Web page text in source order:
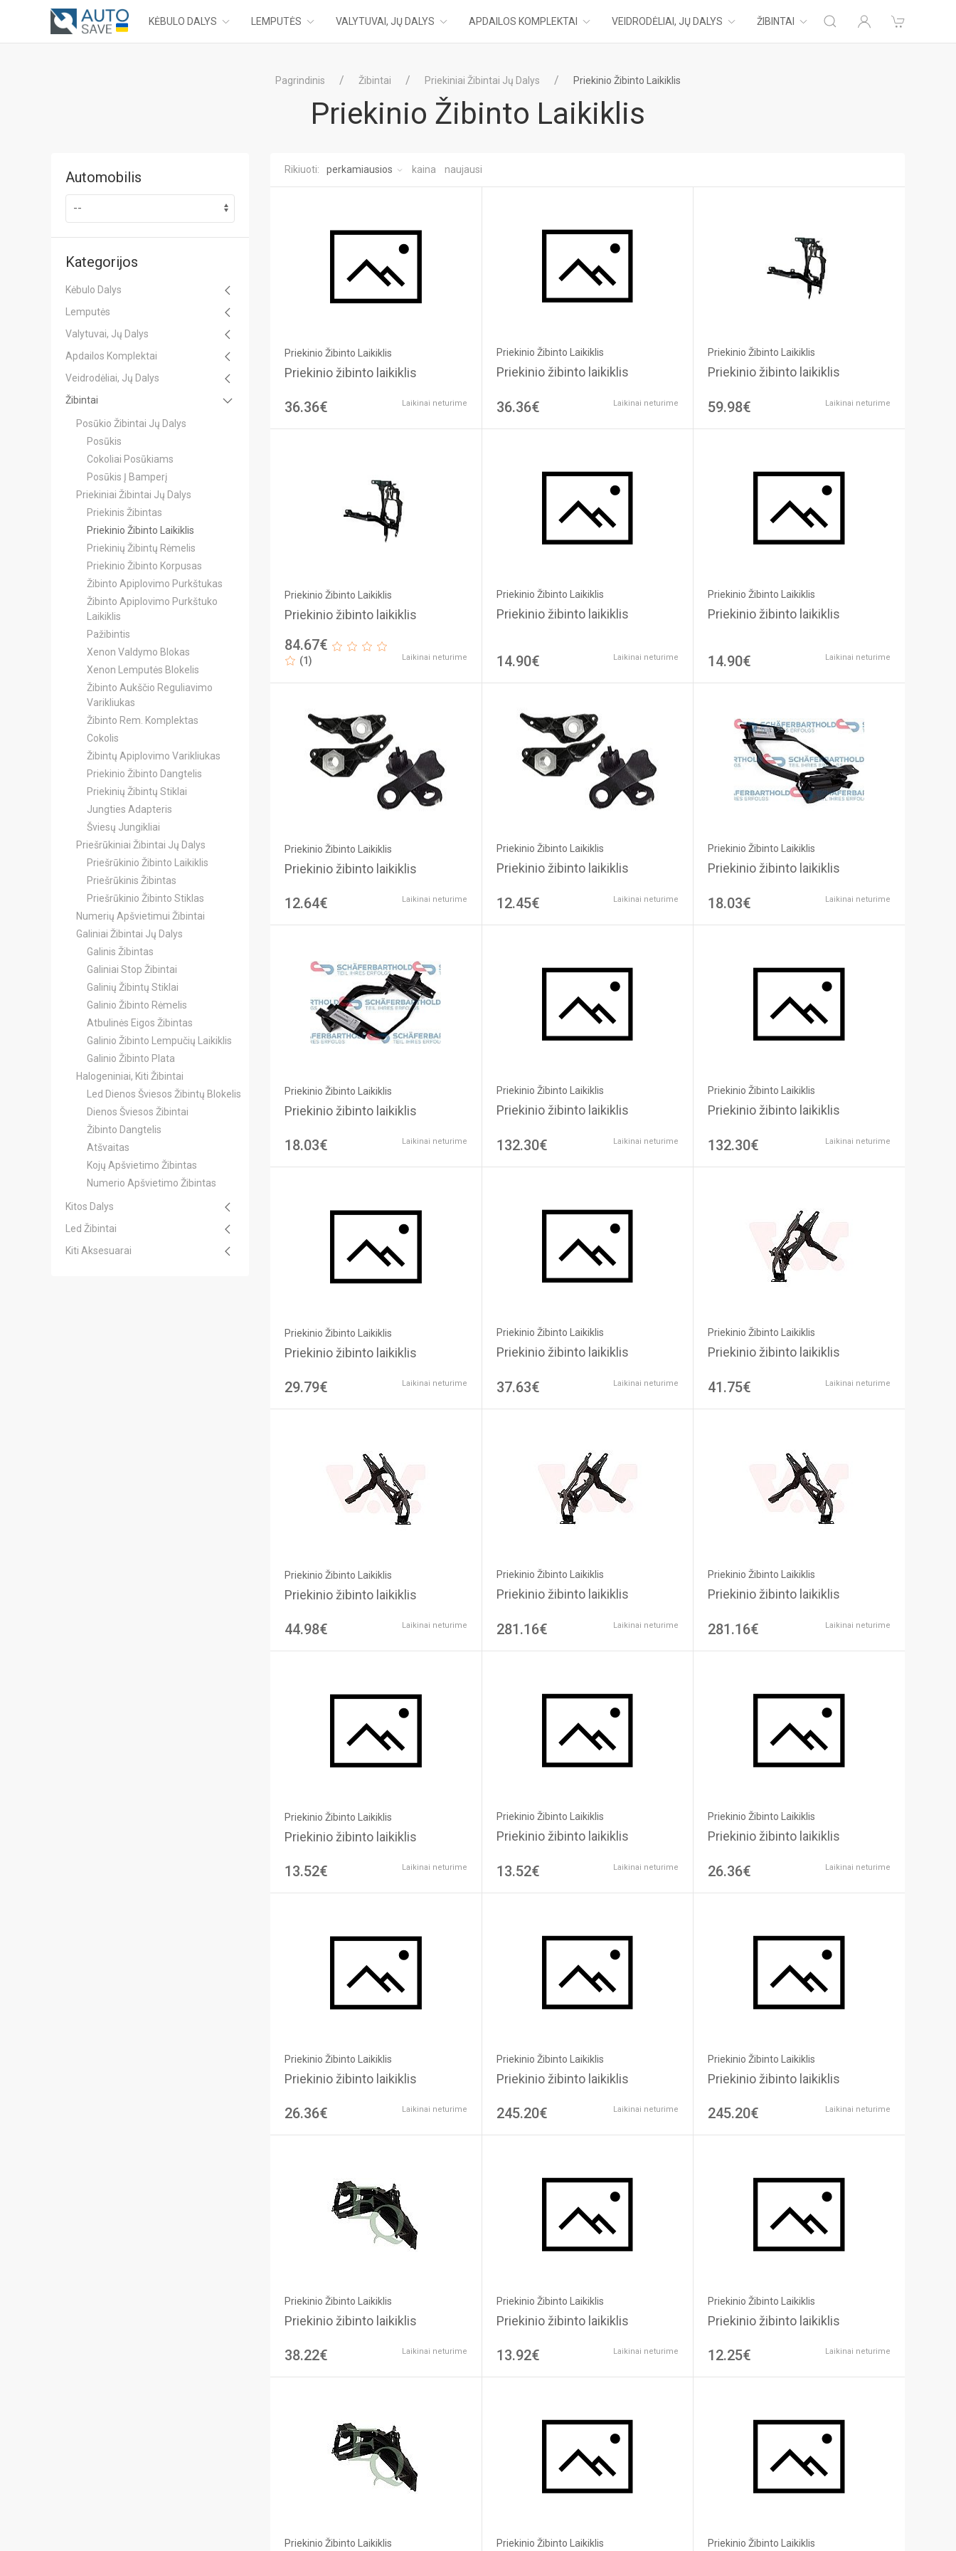
KĖBULO DALYS LEMPUTĖS VALYTUVAI, JŲ DALYS APDAILOS KOMPLEKTAI VEIDRODĖLIAI, JŲ DALYS ŽIBINTAI
Pagrindinis Žibintai Priekiniai Žibintai Jų Dalys Priekinio Žibinto Laikiklis
Priekinio Žibinto Laikiklis
Automobilis
Kategorijos
Kėbulo Dalys
Lemputės
Valytuvai, Jų Dalys
Apdailos Komplektai
Veidrodėliai, Jų Dalys
Žibintai
Posūkio Žibintai Jų Dalys
Posūkis
Cokoliai Posūkiams
Posūkis Į Bamperį
Priekiniai Žibintai Jų Dalys
Priekinis Žibintas
Priekinio Žibinto Laikiklis
Priekinių Žibintų Rėmelis
Priekinio Žibinto Korpusas
Žibinto Apiplovimo Purkštukas
Žibinto Apiplovimo Purkštuko
Laikiklis
Pažibintis
Xenon Valdymo Blokas
Xenon Lemputės Blokelis
Žibinto Aukščio Reguliavimo
Varikliukas
Žibinto Rem. Komplektas
Cokolis
Žibintų Apiplovimo Varikliukas
Priekinio Žibinto Dangtelis
Priekinių Žibintų Stiklai
Jungties Adapteris
Šviesų Jungikliai
Priešrūkiniai Žibintai Jų Dalys
Priešrūkinio Žibinto Laikiklis
Priešrūkinis Žibintas
Priešrūkinio Žibinto Stiklas
Numerių Apšvietimui Žibintai
Galiniai Žibintai Jų Dalys
Galinis Žibintas
Galiniai Stop Žibintai
Galinių Žibintų Stiklai
Galinio Žibinto Rėmelis
Atbulinės Eigos Žibintas
Galinio Žibinto Lempučių Laikiklis
Galinio Žibinto Plata
Halogeniniai, Kiti Žibintai
Led Dienos Šviesos Žibintų Blokelis
Dienos Šviesos Žibintai
Žibinto Dangtelis
Atšvaitas
Kojų Apšvietimo Žibintas
Numerio Apšvietimo Žibintas
Kitos Dalys
Led Žibintai
Kiti Aksesuarai
Rikiuoti: perkamiausios kaina naujausi
Priekinio Žibinto Laikiklis
Priekinio žibinto laikiklis
36.36€ Laikinai neturime
Priekinio Žibinto Laikiklis
Priekinio žibinto laikiklis
36.36€ Laikinai neturime
Priekinio Žibinto Laikiklis
Priekinio žibinto laikiklis
59.98€ Laikinai neturime
Priekinio Žibinto Laikiklis
Priekinio žibinto laikiklis
84.67€
(1) Laikinai neturime
Priekinio Žibinto Laikiklis
Priekinio žibinto laikiklis
14.90€ Laikinai neturime
Priekinio Žibinto Laikiklis
Priekinio žibinto laikiklis
14.90€ Laikinai neturime
Priekinio Žibinto Laikiklis
Priekinio žibinto laikiklis
12.64€ Laikinai neturime
Priekinio Žibinto Laikiklis
Priekinio žibinto laikiklis
12.45€ Laikinai neturime
Priekinio Žibinto Laikiklis
Priekinio žibinto laikiklis
18.03€ Laikinai neturime
Priekinio Žibinto Laikiklis
Priekinio žibinto laikiklis
18.03€ Laikinai neturime
Priekinio Žibinto Laikiklis
Priekinio žibinto laikiklis
132.30€ Laikinai neturime
Priekinio Žibinto Laikiklis
Priekinio žibinto laikiklis
132.30€ Laikinai neturime
Priekinio Žibinto Laikiklis
Priekinio žibinto laikiklis
29.79€ Laikinai neturime
Priekinio Žibinto Laikiklis
Priekinio žibinto laikiklis
37.63€ Laikinai neturime
Priekinio Žibinto Laikiklis
Priekinio žibinto laikiklis
41.75€ Laikinai neturime
Priekinio Žibinto Laikiklis
Priekinio žibinto laikiklis
44.98€ Laikinai neturime
Priekinio Žibinto Laikiklis
Priekinio žibinto laikiklis
281.16€ Laikinai neturime
Priekinio Žibinto Laikiklis
Priekinio žibinto laikiklis
281.16€ Laikinai neturime
Priekinio Žibinto Laikiklis
Priekinio žibinto laikiklis
13.52€ Laikinai neturime
Priekinio Žibinto Laikiklis
Priekinio žibinto laikiklis
13.52€ Laikinai neturime
Priekinio Žibinto Laikiklis
Priekinio žibinto laikiklis
26.36€ Laikinai neturime
Priekinio Žibinto Laikiklis
Priekinio žibinto laikiklis
26.36€ Laikinai neturime
Priekinio Žibinto Laikiklis
Priekinio žibinto laikiklis
245.20€ Laikinai neturime
Priekinio Žibinto Laikiklis
Priekinio žibinto laikiklis
245.20€ Laikinai neturime
Priekinio Žibinto Laikiklis
Priekinio žibinto laikiklis
38.22€ Laikinai neturime
Priekinio Žibinto Laikiklis
Priekinio žibinto laikiklis
13.92€ Laikinai neturime
Priekinio Žibinto Laikiklis
Priekinio žibinto laikiklis
12.25€ Laikinai neturime
Priekinio Žibinto Laikiklis Priekinio Žibinto Laikiklis Priekinio Žibinto Laikiklis